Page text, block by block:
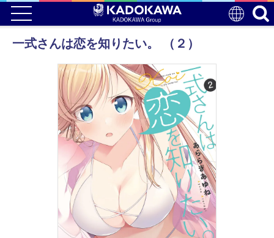
一式さんは恋を知りたい。 （２）